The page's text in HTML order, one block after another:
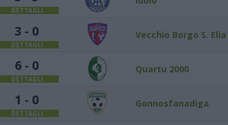
DETTAGLI
3 - 0
DETTAGLI
Vecchio Borgo S. Elia
6 - 0
DETTAGLI
Quartu 2000
1 - 0
DETTAGLI
Gonnosfanadiga